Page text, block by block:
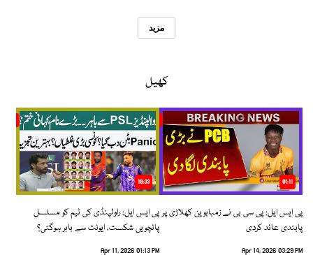
مزید
کھیل
01:11
پی ایس ایل: پی سی بی نے زمبابوین کھلاڑی پر
پابندی عائد کردی
Apr 14, 2026 03:29 PM
10:33
پی ایس ایل: راولپنڈی کی ٹیم کو مسلسل
پانچویں شکست، ایونٹ سے باہر ہوگئی؟
Apr 11, 2026 01:13 PM